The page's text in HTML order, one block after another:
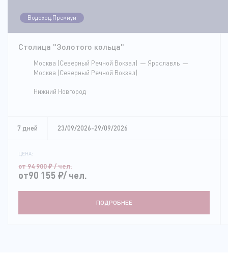
Водоход.Премиум
Столица "Золотого кольца"
Москва (Северный Речной Вокзал)
Ярославль
Москва (Северный Речной Вокзал)
Нижний Новгород
7 дней 23/09/2026-29/09/2026
ЦЕНА:
от 94 900₽/ чел.
от90 155 ₽/ чел.
ПОДРОБНЕЕ